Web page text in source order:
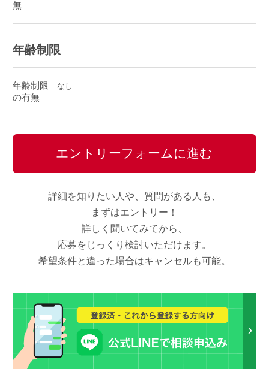
無
年齢制限
年齢制限
の有無
なし
エントリーフォームに進む
詳細を知りたい人や、質問がある人も、
まずはエントリー！
詳しく聞いてみてから、
応募をじっくり検討いただけます。
希望条件と違った場合はキャンセルも可能。